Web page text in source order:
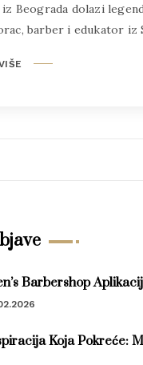
Beograda dolazi
barber i edukator iz
Barbershop
Koja Pokreće: